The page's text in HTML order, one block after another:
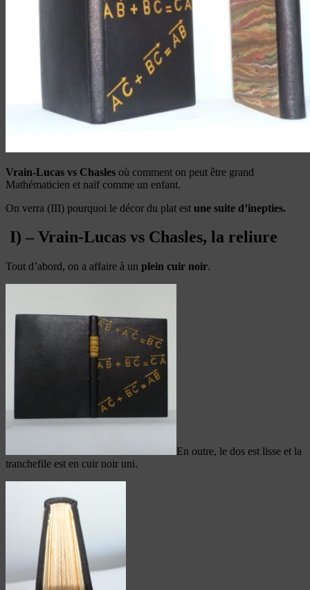
Vrain-Lucas vs Chasles où comment on peut être grand
Mathématicien et naïf comme un enfant.
On verra (III) pourquoi le décor du plat est une suite d’inepties.
I) – Vrain-Lucas vs Chasles, la reliure
Tout d’abord, on a affaire à un plein cuir noir.
En outre, le dos est lisse et la
tranchefile est en cuir noir uni.